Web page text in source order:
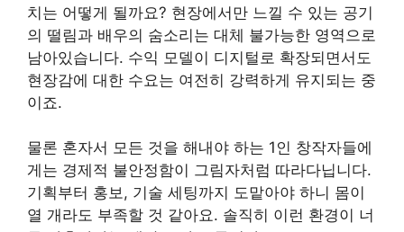
치는 어떻게 될까요? 현장에서만 느낄 수 있는 공기
의 떨림과 배우의 숨소리는 대체 불가능한 영역으로
남아있습니다. 수익 모델이 디지털로 확장되면서도
현장감에 대한 수요는 여전히 강력하게 유지되는 중
이죠.
물론 혼자서 모든 것을 해내야 하는 1인 창작자들에
게는 경제적 불안정함이 그림자처럼 따라다닙니다.
기획부터 홍보, 기술 세팅까지 도맡아야 하니 몸이
열 개라도 부족할 것 같아요. 솔직히 이런 환경이 너